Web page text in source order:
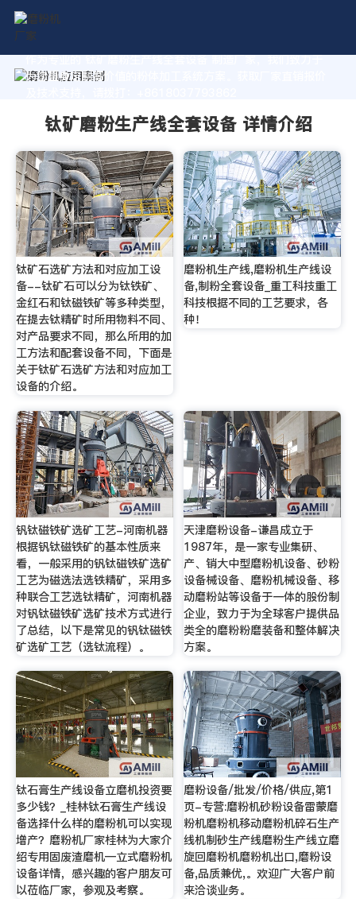
作为专业的 钛矿磨粉生产线全套设备 制造厂家，我们致力于
为您量身定制高价值的粉体加工系统方案。获取厂家直销报价
钛矿磨粉生产线全套设备 详情介绍
钛矿石选矿方法和对应加工设
备--钛矿石可以分为钛铁矿、
金红石和钛磁铁矿等多种类型，
在提去钛精矿时所用物料不同、
对产品要求不同，那么所用的加
工方法和配套设备不同，下面是
关于钛矿石选矿方法和对应加工
设备的介绍。
磨粉机生产线,磨粉机生产线设
备,制粉全套设备_重工科技重工
科技根据不同的工艺要求，各
种！
钒钛磁铁矿选矿工艺-河南机器
根据钒钛磁铁矿的基本性质来
看，一般采用的钒钛磁铁矿选矿
工艺为磁选法选铁精矿，采用多
种联合工艺选钛精矿，河南机器
对钒钛磁铁矿选矿技术方式进行
了总结，以下是常见的钒钛磁铁
矿选矿工艺（选钛流程）。
天津磨粉设备-谦昌成立于
1987年，是一家专业集研、
产、销大中型磨粉机设备、砂粉
设备械设备、磨粉机械设备、移
动磨粉站等设备于一体的股份制
企业，致力于为全球客户提供品
类全的磨粉粉磨装备和整体解决
方案。
钛石膏生产线设备立磨机投资要
多少钱？_桂林钛石膏生产线设
备选择什么样的磨粉机可以实现
增产？磨粉机厂家桂林为大家介
绍专用固废渣磨机—立式磨粉机
设备详情，感兴趣的客户朋友可
以莅临厂家，参观及考察。
磨粉设备/批发/价格/供应,第1
页-专营:磨粉机砂粉设备雷蒙磨
粉机磨粉机移动磨粉机碎石生产
线机制砂生产线磨粉生产线立磨
旋回磨粉机磨粉机出口,磨粉设
备,品质兼优,。欢迎广大客户前
来洽谈业务。